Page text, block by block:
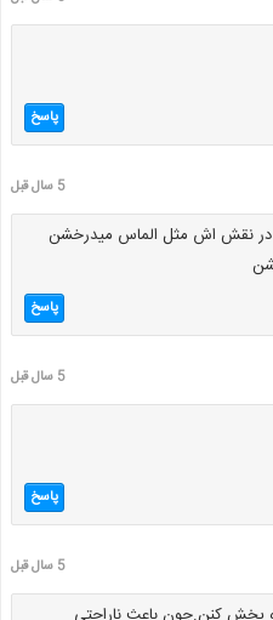
پاسخ
5 سال قبل
در نقش اش مثل الماس میدرخشن
پاسخ
5 سال قبل
پاسخ
5 سال قبل
پخش کنن.چون باعث ناراحتی